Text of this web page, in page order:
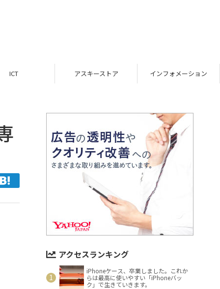
ICT アスキーストア インフォメーション
アクセスランキング
iPhoneケース、卒業しました。これか
らは最高に使いやすい「iPhoneバッ
ク」で生きていきます。